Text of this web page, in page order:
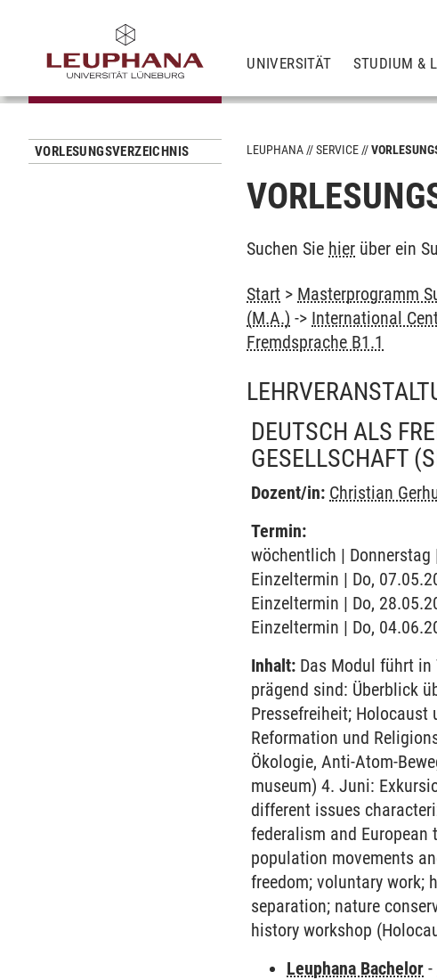
UNIVERSITÄT STUDIUM &
VORLESUNGSVERZEICHNIS LEUPHANA SERVICE
Suchen Sie hier über ein
Start > Masterprogramm
(M.A.) -> International
Fremdsprache B1.1
DEUTSCH ALS
GESELLSCHAFT
Dozent/in: Christian
Termin:
wöchentlich |
Einzeltermin | Do,
Einzeltermin | Do,
Einzeltermin | Do,
Inhalt: Das Modul führt in
prägend sind: Überblick
Pressefreiheit; Holocaust
Reformation und
Ökologie, Anti-Atom-
museum) 4. Juni:
different issues
federalism and European
population movements
freedom; voluntary work;
separation; nature
history workshop
Leuphana Bachelor -